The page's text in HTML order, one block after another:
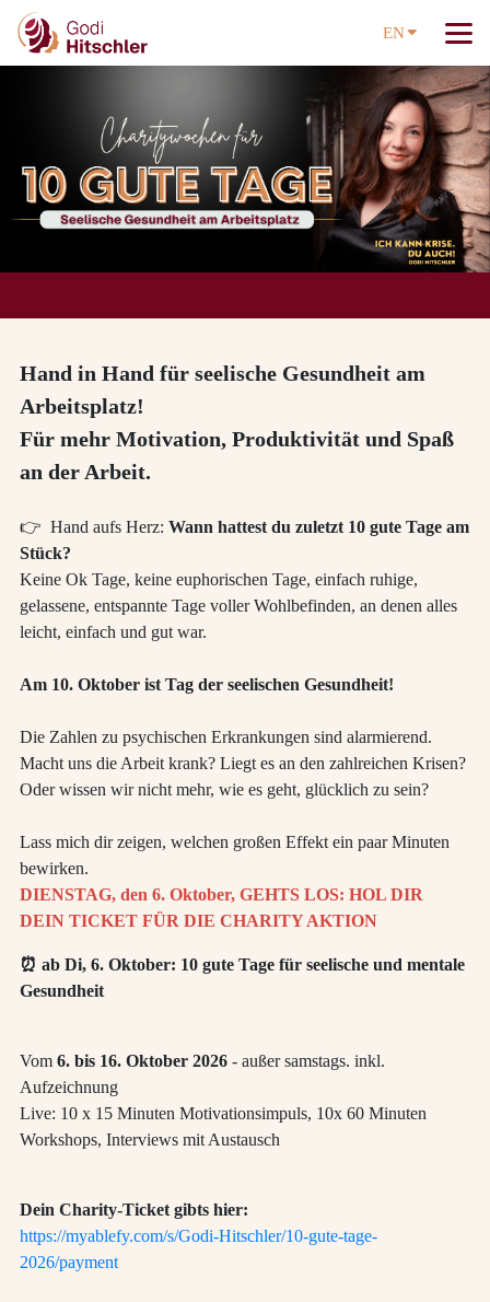
EN
Hand in Hand für seelische Gesundheit am
Arbeitsplatz!
Für mehr Motivation, Produktivität und Spaß
an der Arbeit.
👉 Hand aufs Herz: Wann hattest du zuletzt 10 gute Tage am
Stück?
Keine Ok Tage, keine euphorischen Tage, einfach ruhige,
gelassene, entspannte Tage voller Wohlbefinden, an denen alles
leicht, einfach und gut war.
Am 10. Oktober ist Tag der seelischen Gesundheit!
Die Zahlen zu psychischen Erkrankungen sind alarmierend.
Macht uns die Arbeit krank? Liegt es an den zahlreichen Krisen?
Oder wissen wir nicht mehr, wie es geht, glücklich zu sein?
Lass mich dir zeigen, welchen großen Effekt ein paar Minuten
bewirken.
DIENSTAG, den 6. Oktober, GEHTS LOS: HOL DIR
DEIN TICKET FÜR DIE CHARITY AKTION
⏰ ab Di, 6. Oktober: 10 gute Tage für seelische und mentale
Gesundheit
Vom 6. bis 16. Oktober 2026- außer samstags. inkl.
Aufzeichnung
Live: 10 x 15 Minuten Motivationsimpuls, 10x 60 Minuten
Workshops, Interviews mit Austausch
Dein Charity-Ticket gibts hier:
https://myablefy.com/s/Godi-Hitschler/10-gute-tage-
2026/payment